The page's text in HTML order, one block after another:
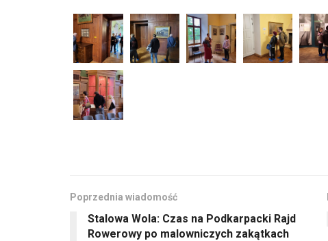
Poprzednia wiadomość
Stalowa Wola: Czas na Podkarpacki Rajd
Rowerowy po malowniczych zakątkach